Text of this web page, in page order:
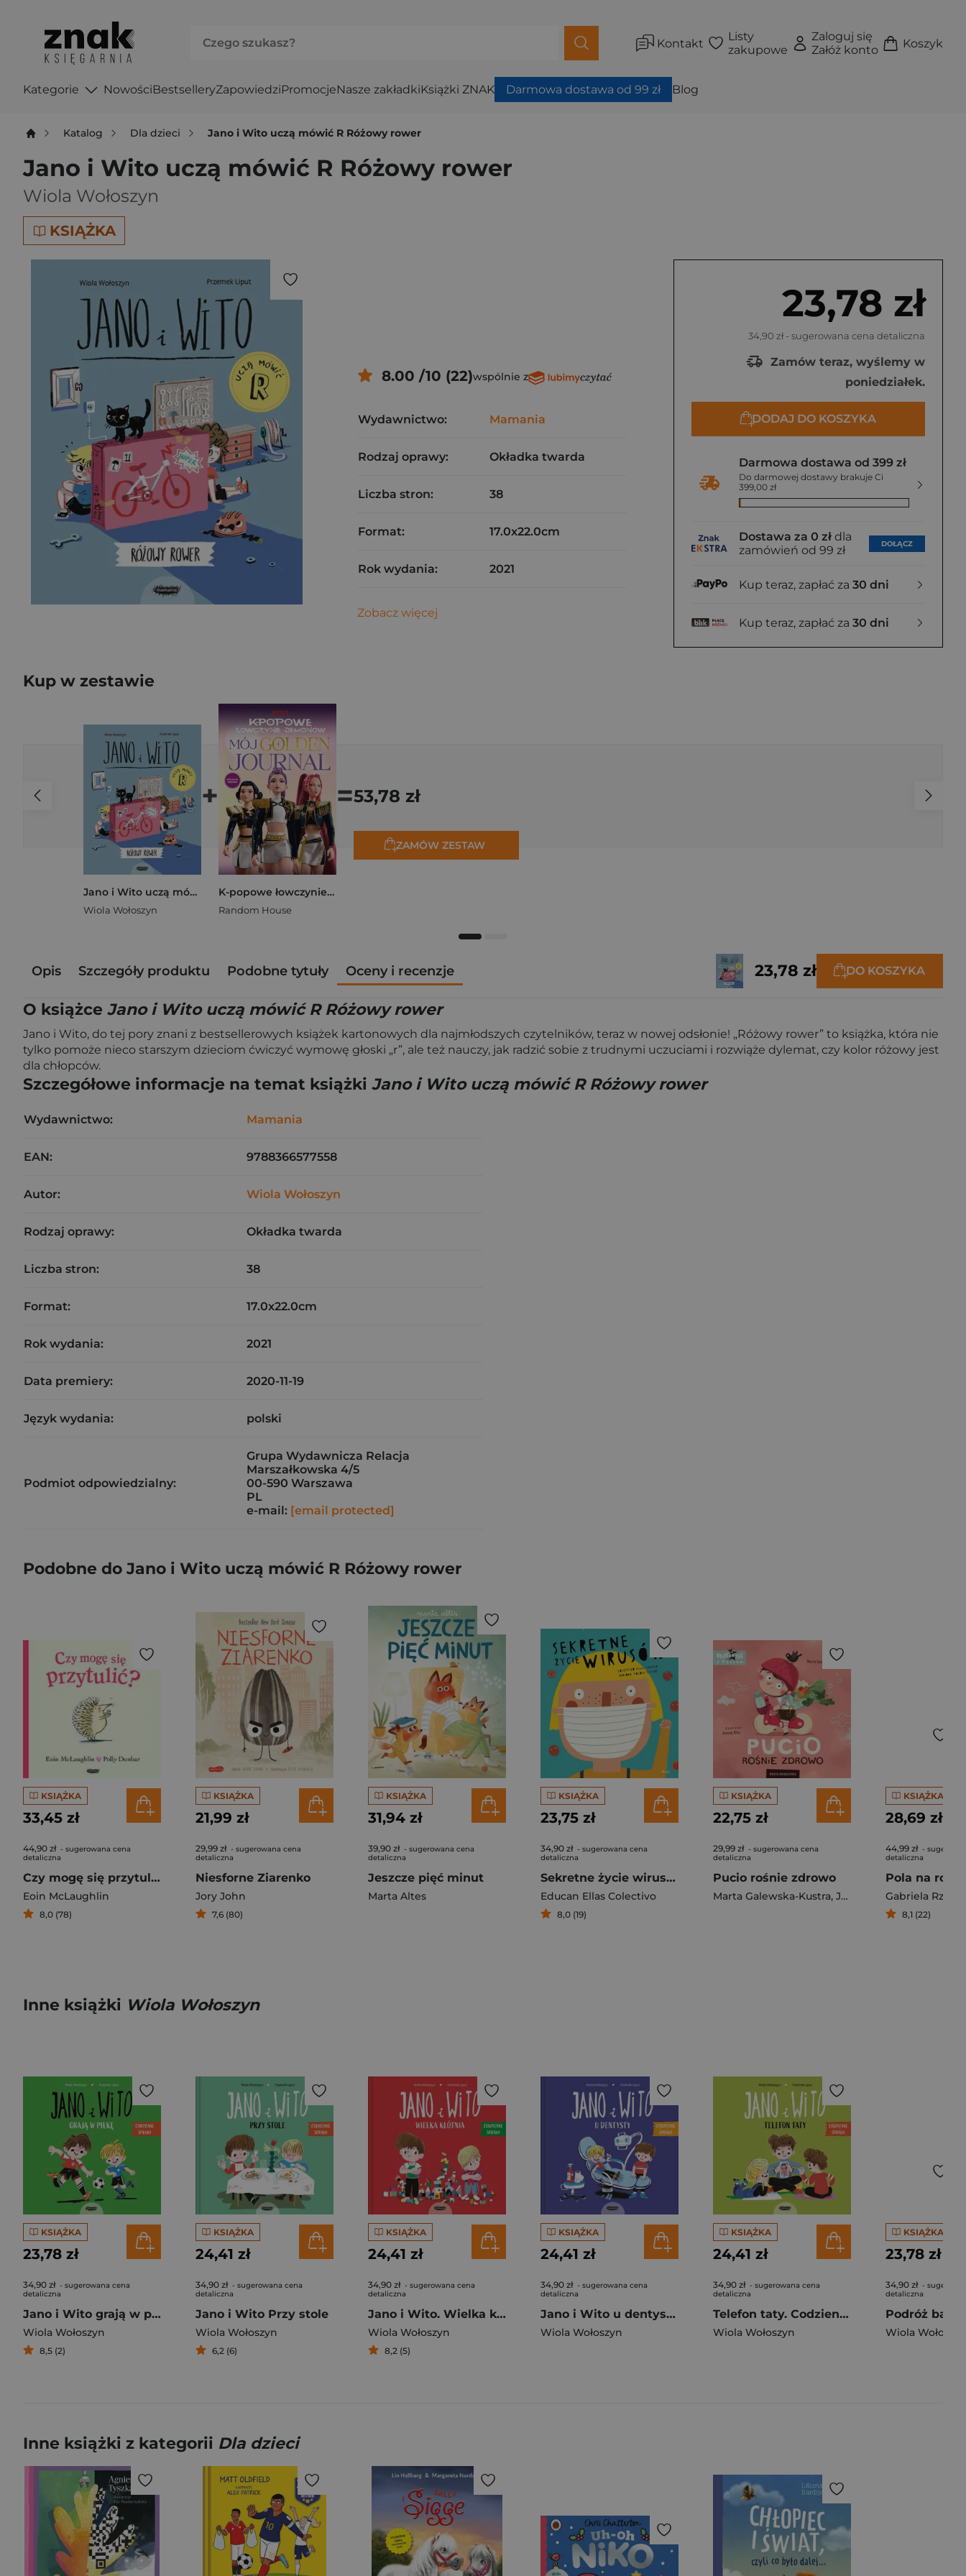
Kontakt
Listy
zakupowe
Zaloguj się
Załóż konto
Koszyk
Kategorie NowościBestselleryZapowiedziPromocjeNasze zakładkiKsiążki ZNAK Darmowa dostawa od 99 zł Blog
Katalog Dla dzieci Jano i Wito uczą mówić R Różowy rower
Jano i Wito uczą mówić R Różowy rower
Wiola Wołoszyn
KSIĄŻKA
23,78 zł
34,90 zł - sugerowana cena detaliczna
Zamów teraz, wyślemy w
poniedziałek.
DODAJ DO KOSZYKA
Darmowa dostawa od 399 zł
Do darmowej dostawy brakuje Ci
399,00 zł
Dostawa za 0 zł dla
zamówień od 99 zł
DOŁĄCZ
Kup teraz, zapłać za 30 dni
Kup teraz, zapłać za 30 dni
8.00 /10 (22)wspólnie z
Wydawnictwo: Mamania
Rodzaj oprawy: Okładka twarda
Liczba stron: 38
Format: 17.0x22.0cm
Rok wydania: 2021
Zobacz więcej
Kup w zestawie
Jano i Wito uczą mówić R Różowy rower
Wiola Wołoszyn
+
K-popowe łowczynie demonów. Mój golden journal. Oficjalny dziennik
Random House
=53,78 zł
ZAMÓW ZESTAW
Opis Szczegóły produktu Podobne tytuły Oceny i recenzje 23,78 zł DO KOSZYKA
O książce Jano i Wito uczą mówić R Różowy rower
Jano i Wito, do tej pory znani z bestsellerowych książek kartonowych dla najmłodszych czytelników, teraz w nowej odsłonie! „Różowy rower” to książka, która nie
tylko pomoże nieco starszym dzieciom ćwiczyć wymowę głoski „r”, ale też nauczy, jak radzić sobie z trudnymi uczuciami i rozwiąże dylemat, czy kolor różowy jest
dla chłopców.
Szczegółowe informacje na temat książki Jano i Wito uczą mówić R Różowy rower
Wydawnictwo: Mamania
EAN: 9788366577558
Autor: Wiola Wołoszyn
Rodzaj oprawy: Okładka twarda
Liczba stron: 38
Format: 17.0x22.0cm
Rok wydania: 2021
Data premiery: 2020-11-19
Język wydania: polski
Podmiot odpowiedzialny:
Grupa Wydawnicza Relacja
Marszałkowska 4/5
00-590 Warszawa
PL
e-mail: [email protected]
Podobne do Jano i Wito uczą mówić R Różowy rower
KSIĄŻKA
33,45 zł
44,90 zł - sugerowana cena
detaliczna
Czy mogę się przytulić?
Eoin McLaughlin
8,0 (78)
KSIĄŻKA
21,99 zł
29,99 zł - sugerowana cena
detaliczna
Niesforne Ziarenko
Jory John
7,6 (80)
KSIĄŻKA
31,94 zł
39,90 zł - sugerowana cena
detaliczna
Jeszcze pięć minut
Marta Altes
KSIĄŻKA
23,75 zł
34,90 zł - sugerowana cena
detaliczna
Sekretne życie wirusów
Educan Ellas Colectivo
8,0 (19)
KSIĄŻKA
22,75 zł
29,99 zł - sugerowana cena
detaliczna
Pucio rośnie zdrowo
Marta Galewska-Kustra, Joanna Kłos
KSIĄŻKA
28,69 zł
44,99 zł -
detaliczna
Pola na
Gabriela
8,1 (22)
Inne książki Wiola Wołoszyn
KSIĄŻKA
23,78 zł
34,90 zł - sugerowana cena
detaliczna
Jano i Wito grają w piłkę
Wiola Wołoszyn
8,5 (2)
KSIĄŻKA
24,41 zł
34,90 zł - sugerowana cena
detaliczna
Jano i Wito Przy stole
Wiola Wołoszyn
6,2 (6)
KSIĄŻKA
24,41 zł
34,90 zł - sugerowana cena
detaliczna
Jano i Wito. Wielka kłótnia
Wiola Wołoszyn
8,2 (5)
KSIĄŻKA
24,41 zł
34,90 zł - sugerowana cena
detaliczna
Jano i Wito u dentysty. Codzienne sprawy Jano i Wito
Wiola Wołoszyn
KSIĄŻKA
24,41 zł
34,90 zł - sugerowana cena
detaliczna
Telefon taty. Codzienne sprawy Jano i Wito. Jano i Wito
Wiola Wołoszyn
KSIĄŻKA
23,78 zł
34,90 zł -
detaliczna
Wiola
Inne książki z kategorii Dla dzieci